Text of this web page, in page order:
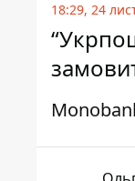
18:29, 24